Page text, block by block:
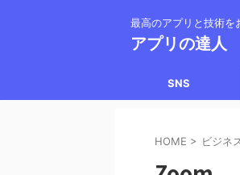
最高のアプリと技術を
アプリの達人
SNS
HOME > ビジネ